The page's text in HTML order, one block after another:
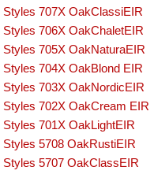
Styles 707X OakClassiEIR
706X OakChaletEIR
705X OakNaturaEIR
704X OakBlond EIR
703X OakNordicEIR
702X OakCream EIR
701X OakLightEIR
5708 OakRustiEIR
5707 OakClassEIR